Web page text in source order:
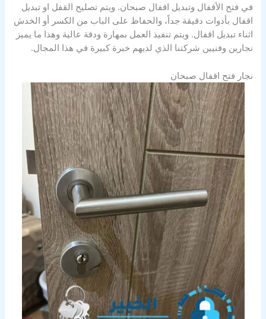
في فتح الأقفال وتبديل اقفال صبحان. ويتم تصليح القفل او تبديل
اقفال بأدوات دقيقة جداً، والحفاظ على الباب من الكسر أو الخدش
اثناء تبديل اقفال. ويتم تنفيذ العمل بمهارة ودقة عالية وهذا ما يميز
نجارين وفنيين شركتنا الذي لديهم خبرة كبيرة في هذا المجال.
نجار فتح اقفال صبحان